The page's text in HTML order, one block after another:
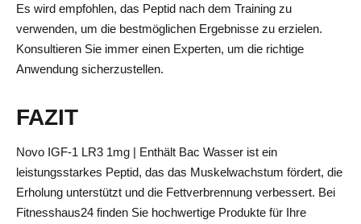
Es wird empfohlen, das Peptid nach dem Training zu
verwenden, um die bestmöglichen Ergebnisse zu erzielen.
Konsultieren Sie immer einen Experten, um die richtige
Anwendung sicherzustellen.
FAZIT
Novo IGF-1 LR3 1mg | Enthält Bac Wasser ist ein
leistungsstarkes Peptid, das das Muskelwachstum fördert, die
Erholung unterstützt und die Fettverbrennung verbessert. Bei
Fitnesshaus24 finden Sie hochwertige Produkte für Ihre